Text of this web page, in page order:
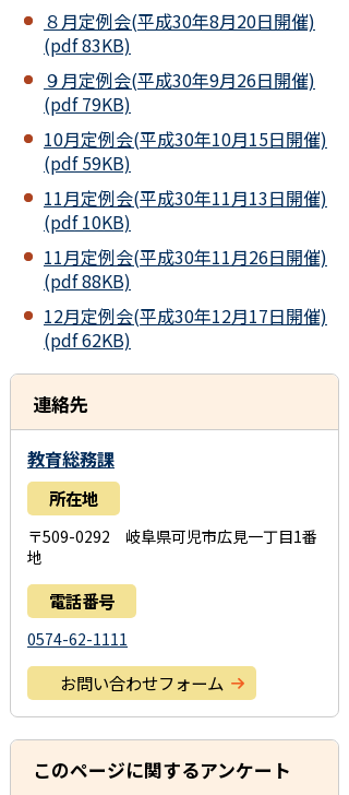
８月定例会(平成30年8月20日開催)
(pdf 83KB)
９月定例会(平成30年9月26日開催)
(pdf 79KB)
10月定例会(平成30年10月15日開催)
(pdf 59KB)
11月定例会(平成30年11月13日開催)
(pdf 10KB)
11月定例会(平成30年11月26日開催)
(pdf 88KB)
12月定例会(平成30年12月17日開催)
(pdf 62KB)
連絡先
教育総務課
所在地
〒509-0292 岐阜県可児市広見一丁目1番
地
電話番号
0574-62-1111
お問い合わせフォーム
このページに関するアンケート